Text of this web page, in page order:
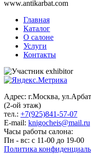
www.antikarbat.com
Главная
Каталог
О салоне
Услуги
Контакты
Адрес: г.Москва,
(2-ой этаж)
тел.: +7(925)841-57-07
E-mail: knigocheis@mail.ru
Часы работы салона:
Пн - вс: с 11-00 до 19-00
Политика